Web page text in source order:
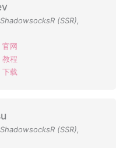
ShadowsocksR (SSR),
网
程
下载
ShadowsocksR (SSR),